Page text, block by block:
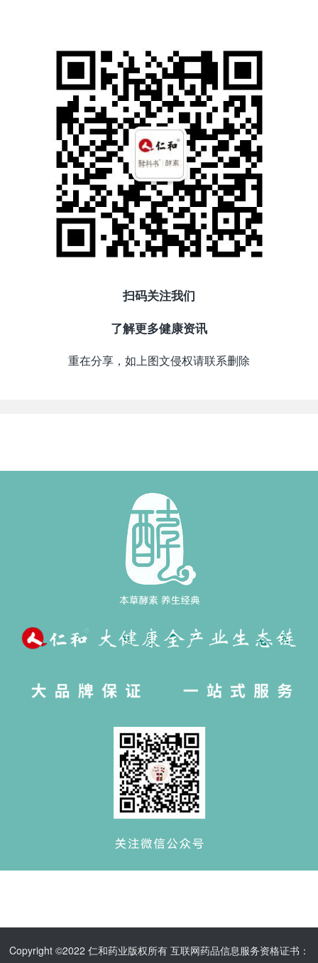
扫码关注我们
了解更多健康资讯
重在分享，如上图文侵权请联系删除
Copyright ©2022 仁和药业版权所有 互联网药品信息服务资格证书：